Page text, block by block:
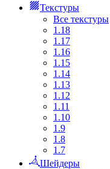
Текстуры
Все текстуры
1.18
1.17
1.16
1.15
1.14
1.13
1.12
1.11
1.10
1.9
1.8
1.7
Шейдеры